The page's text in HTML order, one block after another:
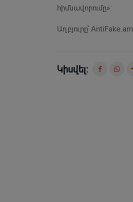
հիմնավորումը»:
Աղբյուրը՝ AntiFake.am
Կիսվել: